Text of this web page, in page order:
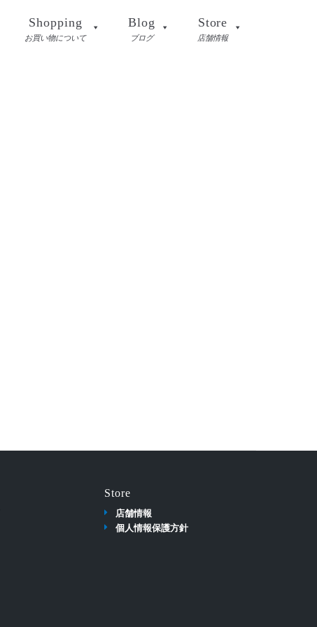
Shopping
お買い物について
Blog
ブログ
Store
店舗情報
Store
店舗情報
個人情報保護方針